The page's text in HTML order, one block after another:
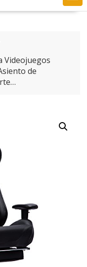
Videojuegos
de